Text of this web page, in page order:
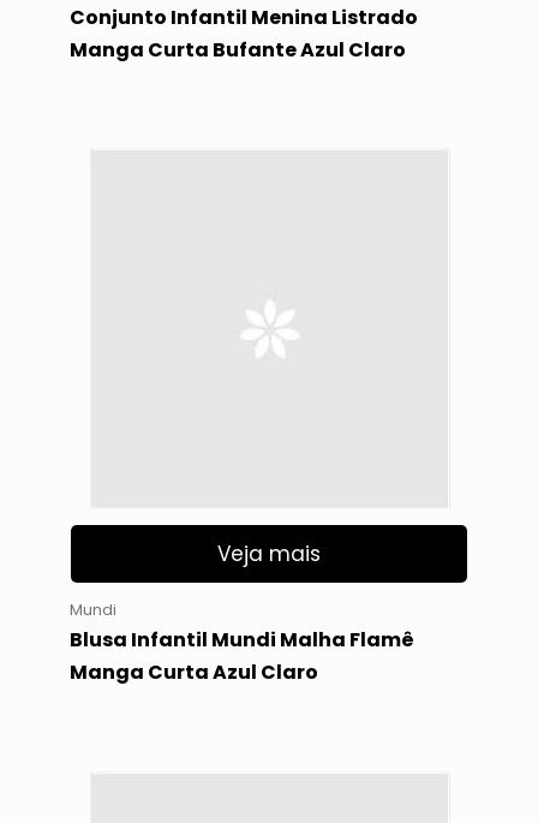
Conjunto Infantil Menina Listrado
Manga Curta Bufante Azul Claro
Veja mais
Mundi
Blusa Infantil Mundi Malha Flamê
Manga Curta Azul Claro